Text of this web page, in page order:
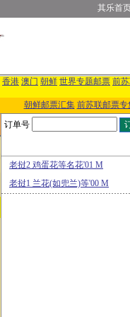
其乐首
香港 澳门 朝鲜 世界专题邮票 前
朝鲜邮票汇集 前苏联邮票专
订单号
老挝2 鸡蛋花等名花'01 M
老挝1 兰花(如兜兰)等'00 M